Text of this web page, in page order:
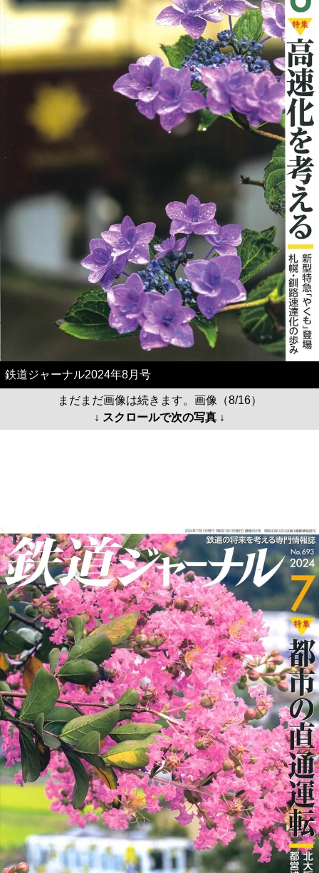
鉄道ジャーナル2024年8月号
まだまだ画像は続きます。画像（8/16）
↓ スクロールで次の写真 ↓